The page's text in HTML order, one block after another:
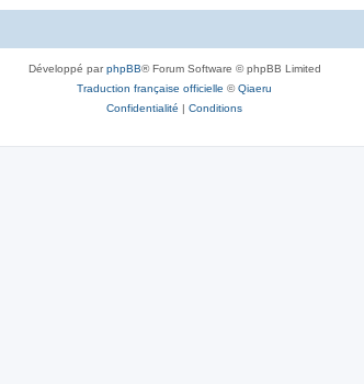
Développé parphpBB® Forum Software © phpBB Limited
Traduction française officielle ©Qiaeru
Confidentialité | Conditions